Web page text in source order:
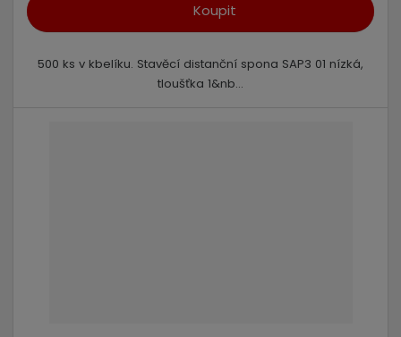
Koupit
500 ks v kbelíku. Stavěcí distanční spona SAP3 01 nízká,
tloušťka 1&nb...